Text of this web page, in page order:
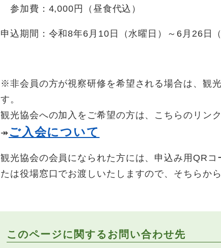
参加費：4,000円（昼食代込）
申込期間：令和8年6月10日（水曜日）～6月26日（
※非会員の方が視察研修を希望される場合は、観
す。
観光協会への加入をご希望の方は、こちらのリン
↠ご入会について
観光協会の会員になられた方には、申込み用QRコ
たは役場窓口でお渡しいたしますので、そちらか
このページに関するお問い合わせ先